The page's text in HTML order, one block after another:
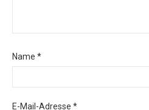
Name *
E-Mail-Adresse *